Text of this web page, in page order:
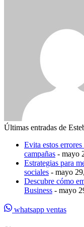
Últimas entradas de
Evita estos
campañas - mayo
Estrategias para
sociales - mayo
Descubre cómo
Business - mayo
whatsapp ventas